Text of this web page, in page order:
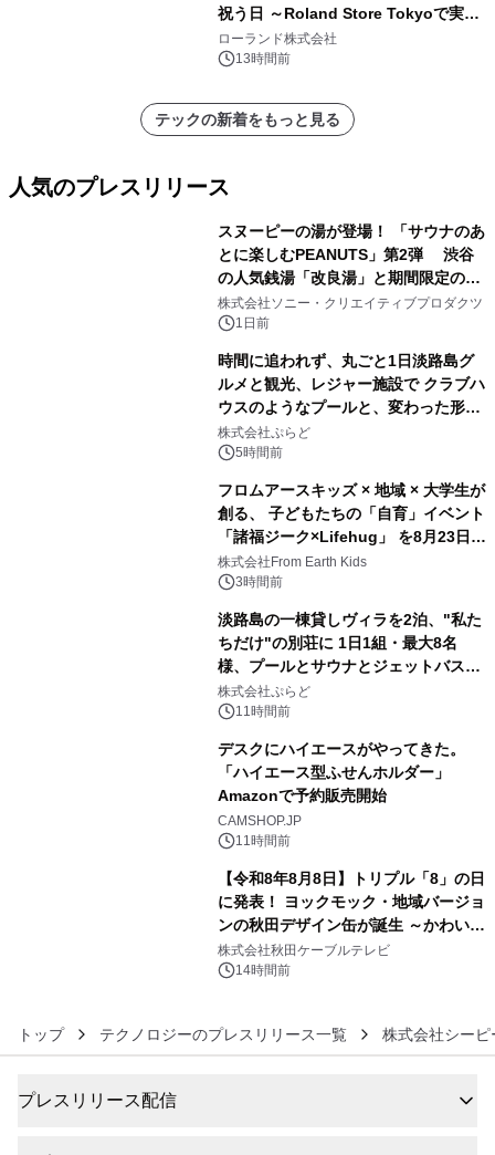
祝う日 ～Roland Store Tokyoで実機
を展示しての 記念キャンペーンを開
催 英国ラジオ「NTS」の 特別プログ
アーティストを フィーチャーしたアニ
メーションを公開～
ローランド株式会社
13時間前
テックの新着をもっと見る
人気のプレスリリース
スヌーピーの湯が登場！ 「サウナのあ
とに楽しむPEANUTS」第2弾 渋谷
の人気銭湯「改良湯」と期間限定のコ
ラボレーション サウナイキタイコラ
ボグッズも発売決定！
株式会社ソニー・クリエイティブプロダクツ
1日前
時間に追われず、丸ごと1日淡路島グ
ルメと観光、レジャー施設で クラブハ
ウスのようなプールと、変わった形の
サウナも 「THE BOXY AWAJI」のお
得な素泊まり連泊プランで
株式会社ぷらど
5時間前
フロムアースキッズ × 地域 × 大学生が
創る、 子どもたちの「自育」イベント
「諸福ジーク×Lifehug」 を8月23日
(日)開催
株式会社From Earth Kids
3時間前
淡路島の一棟貸しヴィラを2泊、"私た
ちだけ"の別荘に 1日1組・最大8名
様、プールとサウナとジェットバス付
きで Villa Mon Temps AWAJIの連泊
素泊りプラン
株式会社ぷらど
11時間前
デスクにハイエースがやってきた。
「ハイエース型ふせんホルダー」
Amazonで予約販売開始
CAMSHOP.JP
11時間前
【令和8年8月8日】トリプル「8」の日
に発表！ ヨックモック・地域バージョ
ンの秋田デザイン缶が誕生 ～かわいい
秋田犬の子犬と秋田の四季と名所を巡
るパッケージ～ 9月1日(火)秋田県内で
株式会社秋田ケーブルテレビ
14時間前
トップ テクノロジーのプレスリリース一覧 株式会社シーピ
プレスリリース配信